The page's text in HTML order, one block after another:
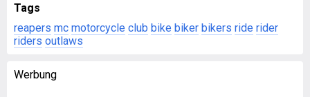
Tags
reapers mc motorcycle club bike biker bikers ride rider
riders outlaws
Werbung